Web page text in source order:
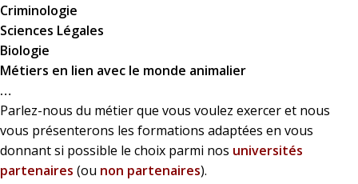
Criminologie
Sciences Légales
Biologie
Métiers en lien avec le monde animalier
…
Parlez-nous du métier que vous voulez exercer et nous
vous présenterons les formations adaptées en vous
donnant si possible le choix parmi nos universités
partenaires (ou non partenaires).